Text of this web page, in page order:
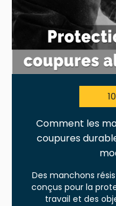
Comment les
coupures
Des manchons
conçus pour la
travail et des